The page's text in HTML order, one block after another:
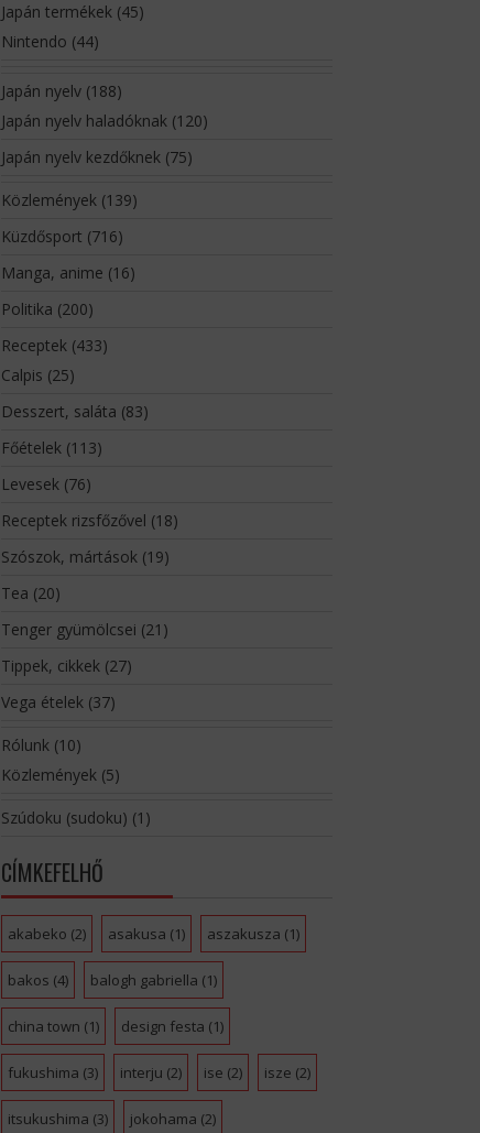
Japán termékek(45)
Nintendo (44)
Japán nyelv(188)
Japán nyelv haladóknak(120)
Japán nyelv kezdőknek(75)
Közlemények(139)
Küzdősport (716)
Manga, anime (16)
Politika (200)
Receptek(433)
Calpis (25)
Desszert, saláta (83)
Főételek(113)
Levesek(76)
Receptek rizsfőzővel (18)
Szószok, mártások(19)
Tea (20)
Tenger gyümölcsei (21)
Tippek, cikkek(27)
Vega ételek(37)
Rólunk(10)
Közlemények(5)
Szúdoku (sudoku) (1)
CÍMKEFELHŐ
akabeko (2) asakusa (1) aszakusza (1)
bakos (4) balogh gabriella (1)
china town (1) design festa (1)
fukushima (3) interju (2) ise (2) isze (2)
itsukushima (3) jokohama (2)